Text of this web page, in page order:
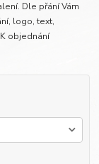
Dle přání Vám
logo, text,
objednání